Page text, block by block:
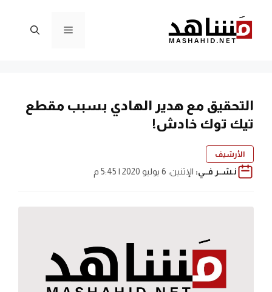
المحتوى
القائمة
التحقيق مع هدير الهادي بسبب مقطع
تيك توك خادش!
الأرشيف
نـشــر فــي: الإثنين، 6 يوليو 2020 | 5:45 م